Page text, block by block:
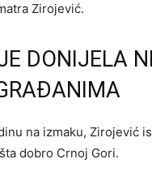
Zirojević.
DONIJELA
na izmaku, Zirojević
dobro Crnoj Gori.